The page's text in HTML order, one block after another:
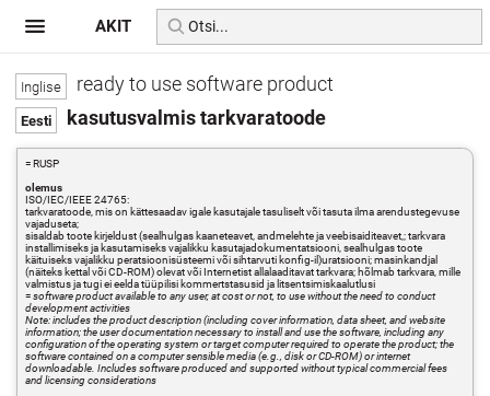
ready to use software product
kasutusvalmis tarkvaratoode
= RUSP
olemus
ISO/IEC/IEEE 24765:
tarkvaratoode, mis on kättesaadav igale kasutajale tasuliselt või tasuta ilma arendustegevuse
vajaduseta;
sisaldab toote kirjeldust (sealhulgas kaaneteavet, andmelehte ja veebisaiditeavet,; tarkvara
installimiseks ja kasutamiseks vajalikku kasutajadokumentatsiooni, sealhulgas toote
käituiseks vajalikku peratsioonisüsteemi või sihtarvuti konfig-il)uratsiooni; masinkandjal
(näiteks kettal või CD-ROM) olevat või Internetist allalaaditavat tarkvara; hõlmab tarkvara, mille
valmistus ja tugi ei eelda tüüpilisi kommertstasusid ja litsentsimiskaalutlusi
=software product available to any user, at cost or not, to use without the need to conduct
development activities
Note: includes the product description (including cover information, data sheet, and website
information; the user documentation necessary to install and use the software, including any
configuration of the operating system or target computer required to operate the product; the
software contained on a computer sensible media (e.g., disk or CD-ROM) or internet
downloadable. Includes software produced and supported without typical commercial fees
and licensing considerations
AKIT